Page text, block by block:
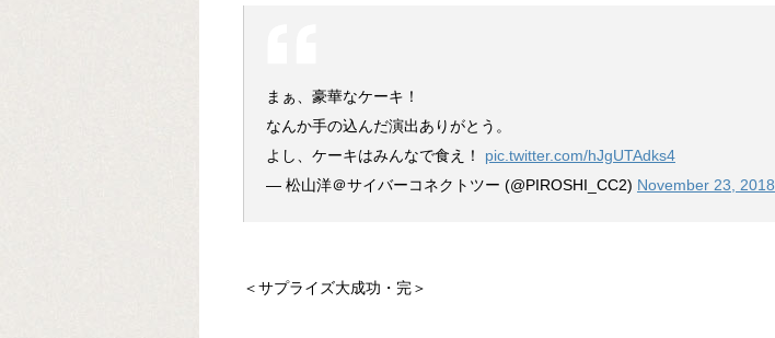
まぁ、豪華なケーキ！
なんか手の込んだ演出ありがとう。
よし、ケーキはみんなで食え！ pic.twitter.com/hJgUTAdks4
— 松山洋＠サイバーコネクトツー (@PIROSHI_CC2) November 23, 2018
＜サプライズ大成功・完＞